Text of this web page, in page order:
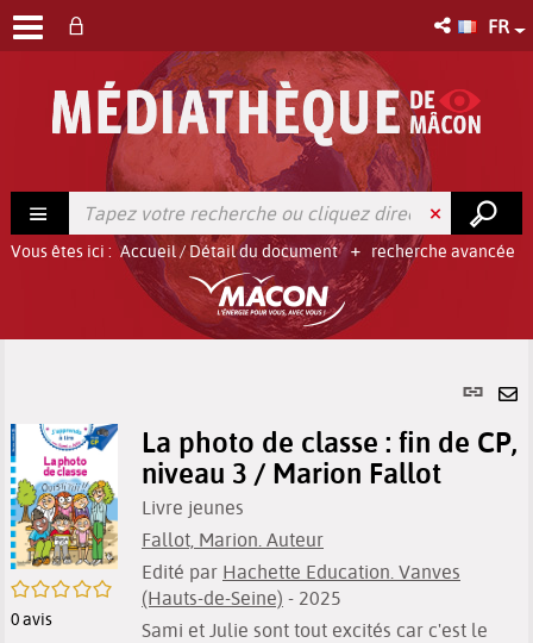
FR
recherche avancée
Vous êtes ici : Accueil/ Détail du document
Lien
/5
0avis
La photo de classe : fin de CP,
niveau 3 / Marion Fallot
Livre jeunes
Fallot, Marion. Auteur
Edité par Hachette Education. Vanves
(Hauts-de-Seine) - 2025
Sami et Julie sont tout excités car c'est le